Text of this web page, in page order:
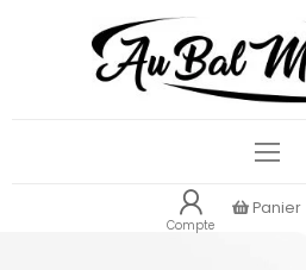
Compte
Panier